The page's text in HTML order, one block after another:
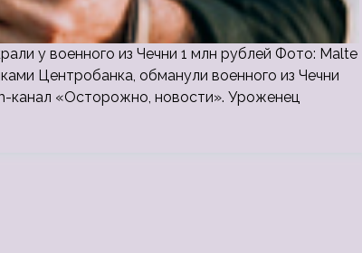
у военного из Чечни 1 млн рублей Фото: Malte
Центробанка, обманули военного из Чечни
канал «Осторожно, новости». Уроженец